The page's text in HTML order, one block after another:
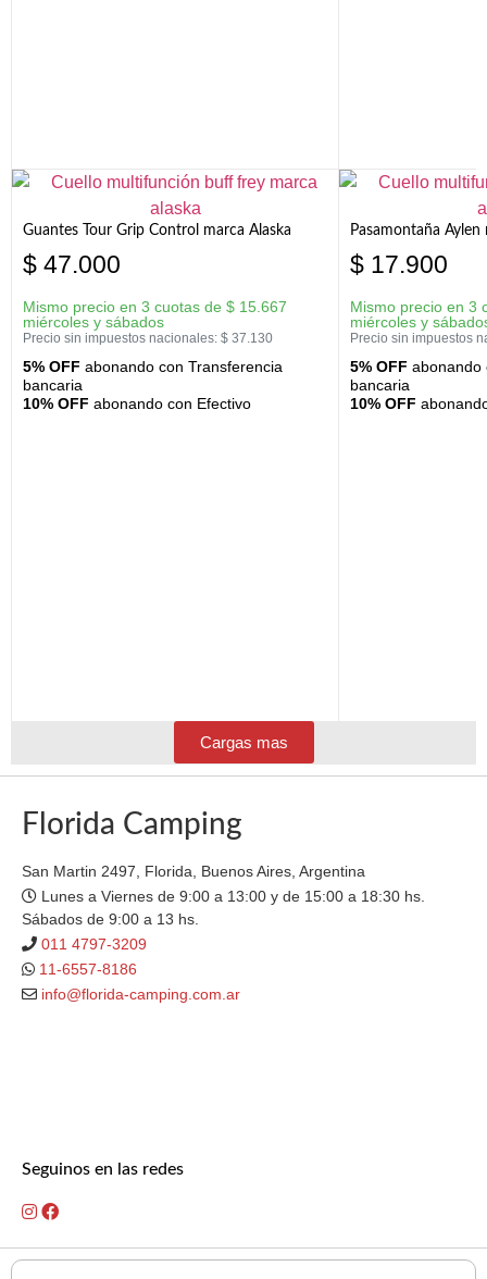
Guantes Tour Grip Control marca Alaska
$ 47.000
Mismo precio en 3 cuotas de $ 15.667
miércoles y sábados
Precio sin impuestos nacionales: $ 37.130
5% OFF abonando con Transferencia
bancaria
10% OFF abonando con Efectivo
Pasamontaña Aylen
$ 17.900
Mismo precio en 3
miércoles y
Precio sin impuestos
5% OFF abonando
bancaria
10% OFF
Cargas mas
Florida Camping
San Martin 2497, Florida, Buenos Aires, Argentina
Lunes a Viernes de 9:00 a 13:00 y de 15:00 a 18:30 hs.
Sábados de 9:00 a 13 hs.
011 4797-3209
11-6557-8186
info@florida-camping.com.ar
Seguinos en las redes